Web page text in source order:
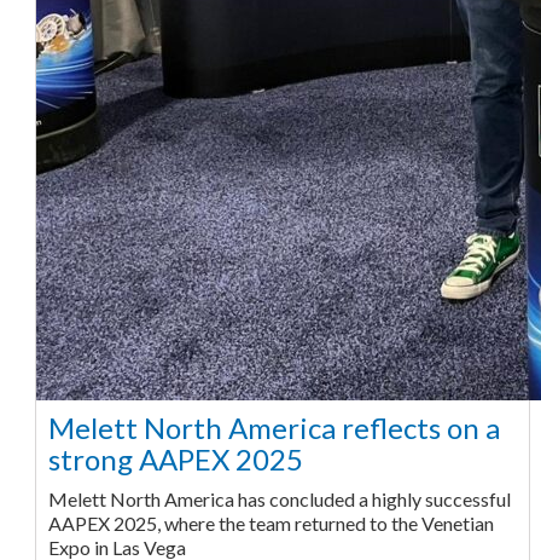
Melett North America reflects on a
strong AAPEX 2025
Melett North America has concluded a highly successful
AAPEX 2025, where the team returned to the Venetian
Expo in Las Vega